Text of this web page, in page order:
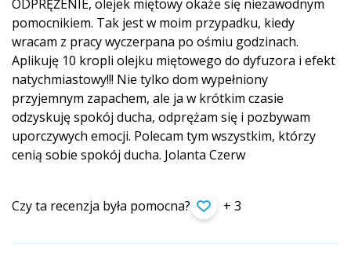
ODPRĘŻENIE, olejek miętowy okaże się niezawodnym
pomocnikiem. Tak jest w moim przypadku, kiedy
wracam z pracy wyczerpana po ośmiu godzinach.
Aplikuję 10 kropli olejku miętowego do dyfuzora i efekt
natychmiastowy!!! Nie tylko dom wypełniony
przyjemnym zapachem, ale ja w krótkim czasie
odzyskuję spokój ducha, odprężam się i pozbywam
uporczywych emocji. Polecam tym wszystkim, którzy
cenią sobie spokój ducha. Jolanta Czerw
Czy ta recenzja była pomocna? + 3